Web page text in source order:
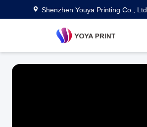
Shenzhen Youya Printing Co., Ltd.